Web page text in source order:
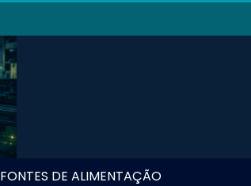
FONTES DE ALIMENTAÇÃO